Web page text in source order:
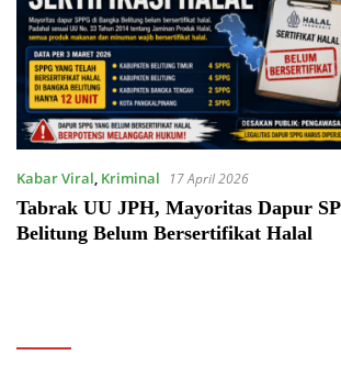
Kabar Viral, Kriminal 17 April 2026
Tabrak UU JPH, Mayoritas Dapur
Belitung Belum Bersertifikat Halal